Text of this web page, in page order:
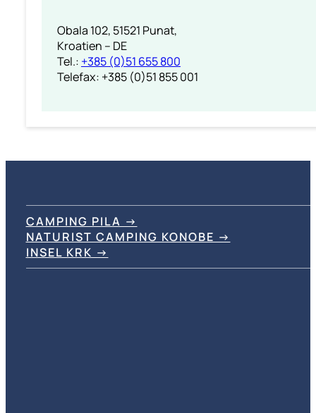
Obala 102, 51521 Punat,
Kroatien – DE
Tel.: +385 (0)51 655 800
Telefax: +385 (0)51 855 001
CAMPING PILA →
NATURIST CAMPING KONOBE →
INSEL KRK →